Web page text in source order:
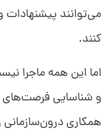
می‌توانند پیشنهادات
کنند.
و شناسایی فرصت‌های
همکاری